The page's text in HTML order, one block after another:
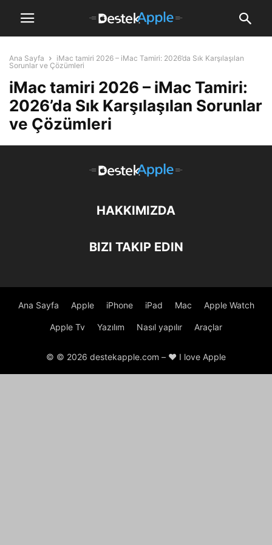
Ana Sayfa
iMac tamiri 2026 – iMac Tamiri: 2026’da Sık Karşılaşılan
Sorunlar ve Çözümleri
iMac tamiri 2026 – iMac Tamiri:
2026’da Sık Karşılaşılan Sorunlar
ve Çözümleri
HAKKIMIZDA
BIZI TAKIP EDIN
Ana Sayfa Apple iPhone iPad Mac Apple Watch
Apple Tv Yazılım Nasıl yapılır Araçlar
© © 2026 destekapple.com – ❤️ I love Apple